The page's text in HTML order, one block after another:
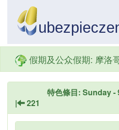
假期及公众假期: 摩洛
特色條目: Sunday
|
221